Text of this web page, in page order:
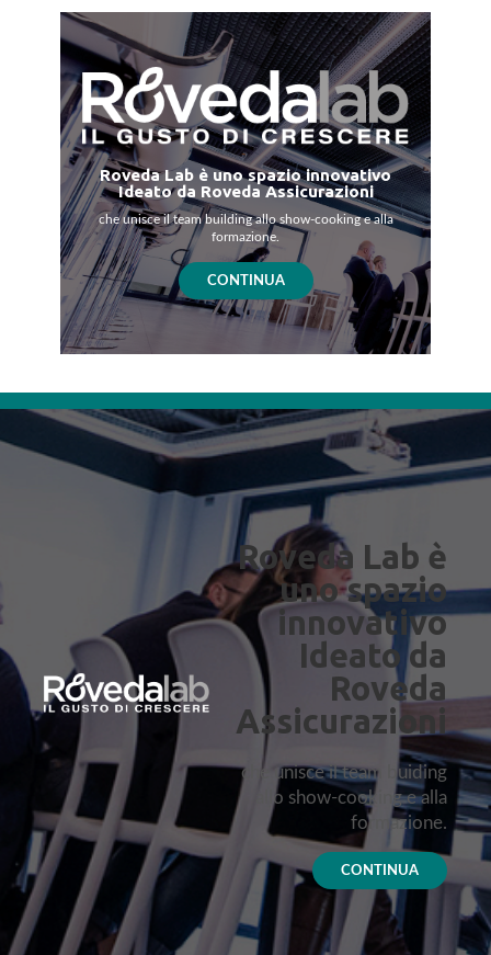
Roveda Lab è uno spazio innovativo
Ideato da Roveda Assicurazioni
che unisce il team building allo show-cooking e alla
formazione.
CONTINUA
Roveda Lab è
uno spazio
innovativo
Ideato da
Roveda
Assicurazioni
che unisce il team buiding
allo show-cooking e alla
formazione.
CONTINUA